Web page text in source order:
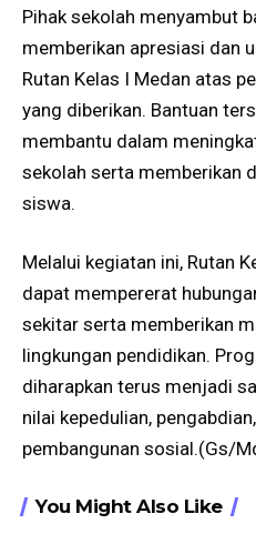
Pihak sekolah menyambut
memberikan apresiasi dan
Rutan Kelas I Medan atas
yang diberikan. Bantuan
membantu dalam
sekolah serta memberikan
siswa.
Melalui kegiatan ini, Rutan
dapat mempererat
sekitar serta memberikan
lingkungan pendidikan.
diharapkan terus menjadi
nilai kepedulian,
pembangunan sosial.(Gs/
You Might Also Like